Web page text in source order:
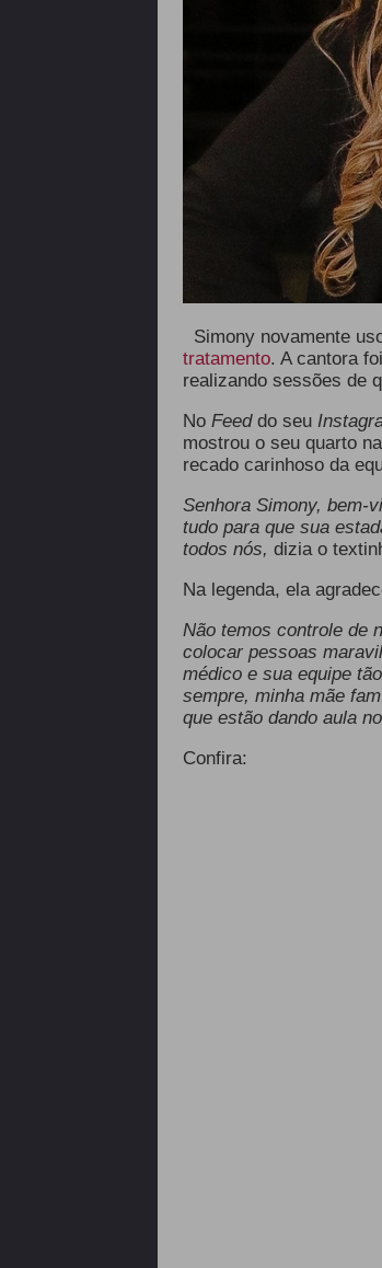
Simony novamente
tratamento. A cantora
realizando sessões de
NoFeed do seu
mostrou o seu quarto
recado carinhoso da
Senhora Simony, bem-
tudo para que sua
todos nós, dizia o
Na legenda, ela
Não temos controle de
colocar pessoas
médico e sua equipe
sempre, minha mãe
que estão dando aula
Confira: